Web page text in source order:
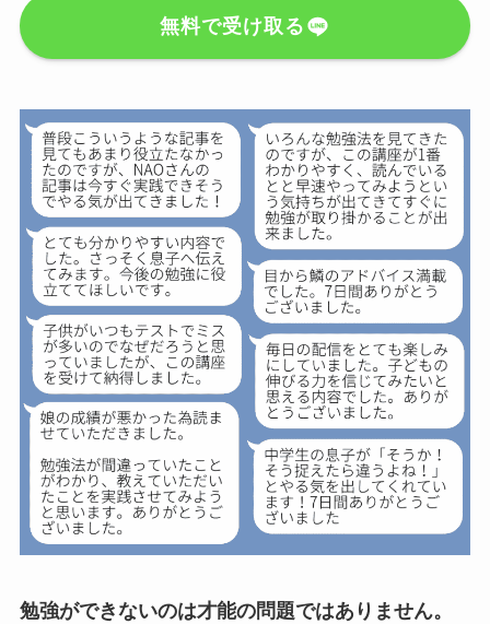
無料で受け取る
勉強ができないのは才能の問題ではありません。